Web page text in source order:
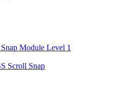
Module Level 1
Scroll Snap